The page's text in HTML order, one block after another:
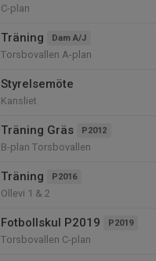
C-plan
Träning Dam A/J
Torsbovallen A-plan
Styrelsemöte
Kansliet
Träning Gräs P2012
B-plan Torsbovallen
Träning P2016
Ollevi 1 & 2
Fotbollskul P2019 P2019
Torsbovallen C-plan